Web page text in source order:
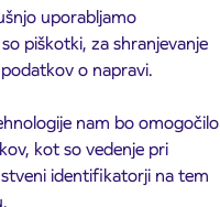
uporabljamo
piškotki, za shranjevanje
o napravi.
nam bo omogočilo
kot so vedenje pri
identifikatorji na tem
di Lucia